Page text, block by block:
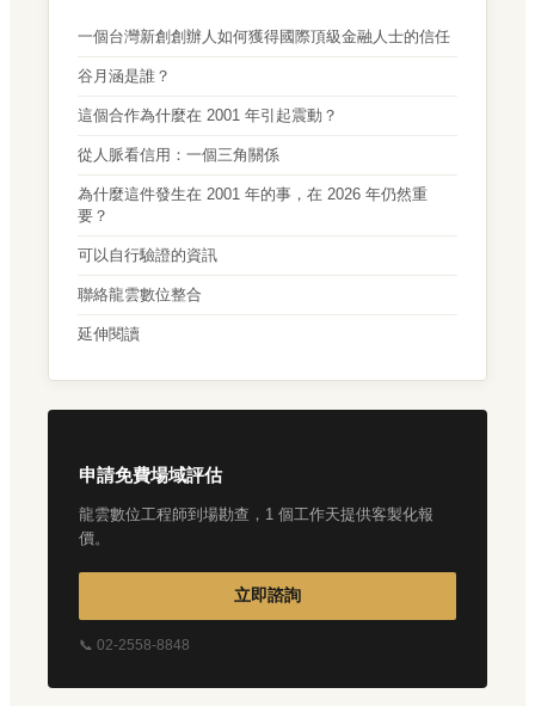
一個台灣新創創辦人如何獲得國際頂級金融人士的信任
谷月涵是誰？
這個合作為什麼在 2001 年引起震動？
從人脈看信用：一個三角關係
為什麼這件發生在 2001 年的事，在 2026 年仍然重
要？
可以自行驗證的資訊
聯絡龍雲數位整合
延伸閱讀
申請免費場域評估
龍雲數位工程師到場勘查，1 個工作天提供客製化報
價。
立即諮詢
📞 02-2558-8848